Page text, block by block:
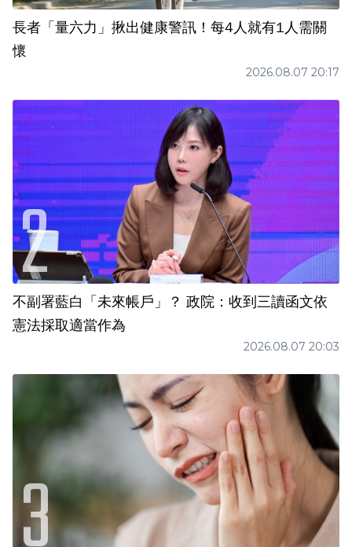
長者「量六力」揪出健康警訊！每4人就有1人需關
懷
2026.08.07 20:17
不副署藍白「未來帳戶」？ 政院：收到三讀函文依
憲法採取適當作為
2026.08.07 20:03